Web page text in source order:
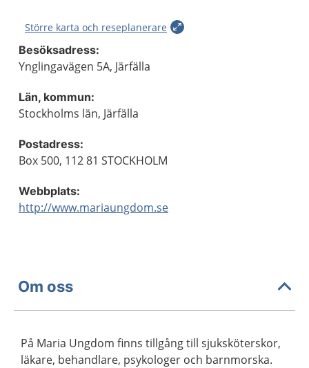
Större karta och reseplanerare
Besöksadress:
Ynglingavägen 5A, Järfälla
Län, kommun:
Stockholms län, Järfälla
Postadress:
Box 500, 112 81 STOCKHOLM
Webbplats:
http://www.mariaungdom.se
Om oss
På Maria Ungdom finns tillgång till sjuksköterskor,
läkare, behandlare, psykologer och barnmorska.